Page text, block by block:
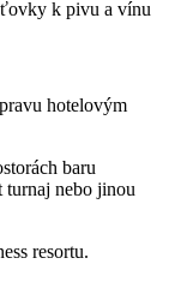
k pivu a vínu
hotelovým
baru
turnaj nebo jinou
resortu.